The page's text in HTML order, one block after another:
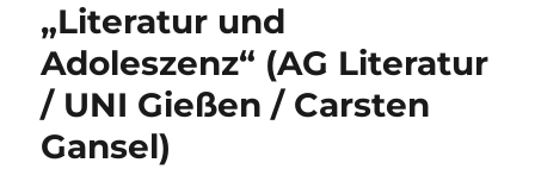
„Literatur und
Adoleszenz“ (AG Literatur
/ UNI Gießen / Carsten
Gansel)